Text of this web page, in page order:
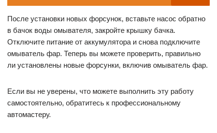
После установки новых форсунок, вставьте насос обратно
в бачок воды омывателя, закройте крышку бачка.
Отключите питание от аккумулятора и снова подключите
омыватель фар. Теперь вы можете проверить, правильно
ли установлены новые форсунки, включив омыватель фар.
Если вы не уверены, что можете выполнить эту работу
самостоятельно, обратитесь к профессиональному
автомастеру.